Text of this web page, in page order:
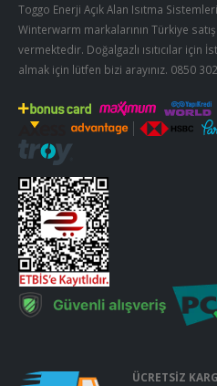
Toggo Enerji Açık Alan Isıtma
Winterwarm markalarının Türkiye
vermektedir. Doğalgazlı ısıtıcılar için
almak için lütfen bizi arayınız. 0850
ÜCRETSİZ